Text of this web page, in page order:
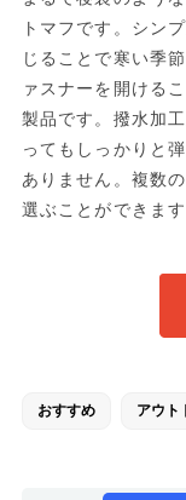
トマフです。シン
じることで寒い季
ァスナーを開ける
製品です。撥水加
ってもしっかりと
ありません。複数
選ぶことができます
おすすめ アウト